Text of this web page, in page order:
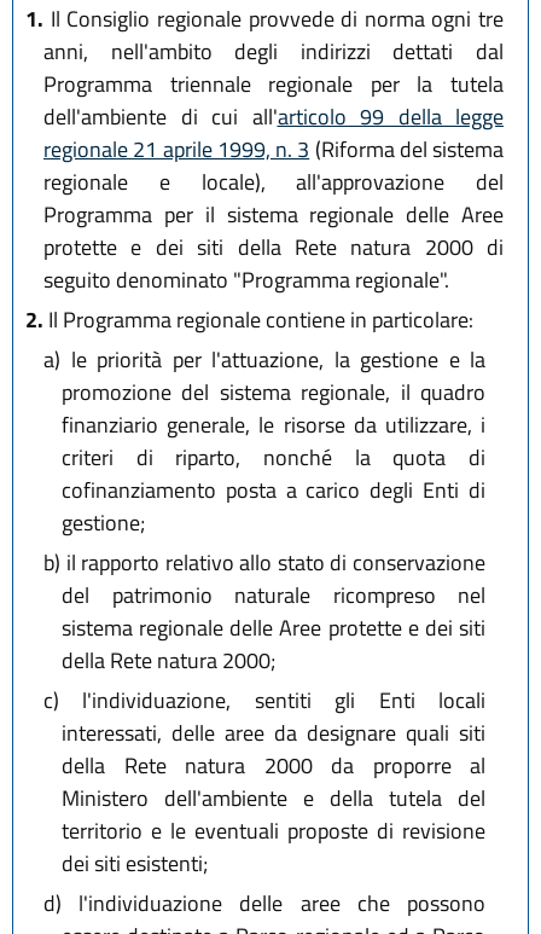
1. Il Consiglio regionale provvede di norma ogni tre
anni, nell'ambito degli indirizzi dettati dal
Programma triennale regionale per la tutela
dell'ambiente di cui all'articolo 99 della legge
regionale 21 aprile 1999, n. 3 (Riforma del sistema
regionale e locale), all'approvazione del
Programma per il sistema regionale delle Aree
protette e dei siti della Rete natura 2000 di
seguito denominato "Programma regionale".
2. Il Programma regionale contiene in particolare:
a) le priorità per l'attuazione, la gestione e la
promozione del sistema regionale, il quadro
finanziario generale, le risorse da utilizzare, i
criteri di riparto, nonché la quota di
cofinanziamento posta a carico degli Enti di
gestione;
b) il rapporto relativo allo stato di conservazione
del patrimonio naturale ricompreso nel
sistema regionale delle Aree protette e dei siti
della Rete natura 2000;
c) l'individuazione, sentiti gli Enti locali
interessati, delle aree da designare quali siti
della Rete natura 2000 da proporre al
Ministero dell'ambiente e della tutela del
territorio e le eventuali proposte di revisione
dei siti esistenti;
d) l'individuazione delle aree che possono